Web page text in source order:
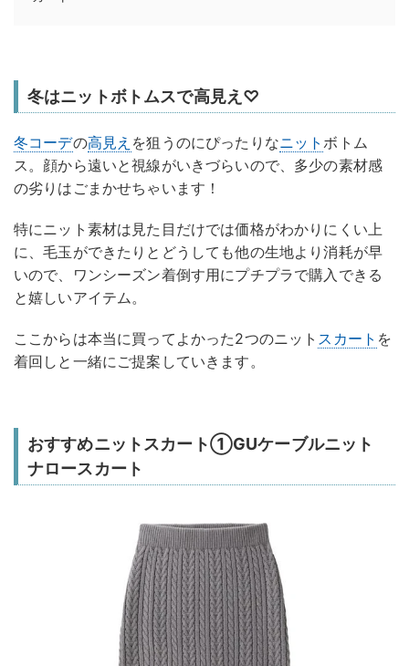
冬はニットボトムスで高見え♡
冬コーデの高見え を狙うのにぴったりなニットボトム
ス。顔から遠いと視線がいきづらいので、多少の素材感
の劣りはごまかせちゃいます！
特にニット素材は見た目だけでは価格がわかりにくい上
に、毛玉ができたりとどうしても他の生地より消耗が早
いので、ワンシーズン着倒す用にプチプラで購入できる
と嬉しいアイテム。
ここからは本当に買ってよかった2つのニット スカート を
着回しと一緒にご提案していきます。
おすすめニットスカート①GUケーブルニット
ナロースカート